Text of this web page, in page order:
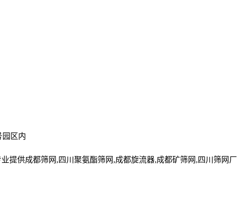
区内
提供成都筛网,四川聚氨酯筛网,成都旋流器,成都矿筛网,四川筛网厂